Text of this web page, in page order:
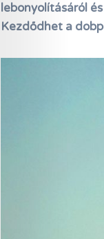
lebonyolításáról
Kezdődhet a